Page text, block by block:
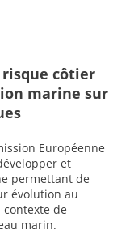
risque côtier
marine sur
Européenne
et
permettant de
évolution au
de
marin.